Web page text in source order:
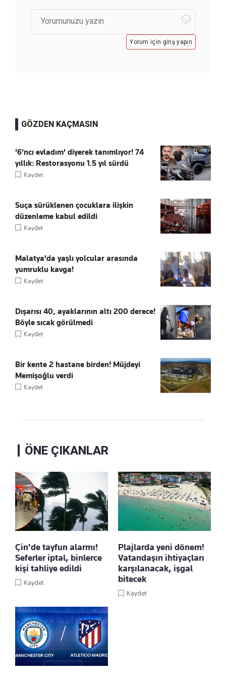
Yorum için giriş yapın
GÖZDEN KAÇMASIN
'6'ncı evladım' diyerek tanımlıyor! 74
yıllık: Restorasyonu 1.5 yıl sürdü
Kaydet
Suça sürüklenen çocuklara ilişkin
düzenleme kabul edildi
Kaydet
Malatya'da yaşlı yolcular arasında
yumruklu kavga!
Kaydet
Dışarısı 40, ayaklarının altı 200 derece!
Böyle sıcak görülmedi
Kaydet
Bir kente 2 hastane birden! Müjdeyi
Memişoğlu verdi
Kaydet
ÖNE ÇIKANLAR
Çin'de tayfun alarmı!
Seferler iptal, binlerce
kişi tahliye edildi
Kaydet
Plajlarda yeni dönem!
Vatandaşın ihtiyaçları
karşılanacak, işgal
bitecek
Kaydet